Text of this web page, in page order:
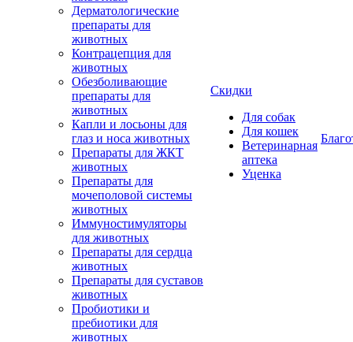
Дерматологические
препараты для
животных
Контрацепция для
животных
Обезболивающие
препараты для
животных
Капли и лосьоны для
глаз и носа животных
Препараты для ЖКТ
животных
Препараты для
мочеполовой системы
животных
Иммуностимуляторы
для животных
Препараты для сердца
животных
Препараты для суставов
животных
Пробиотики и
пребиотики для
животных
Скидки
Для собак
Для кошек
Ветеринарная
аптека
Уценка